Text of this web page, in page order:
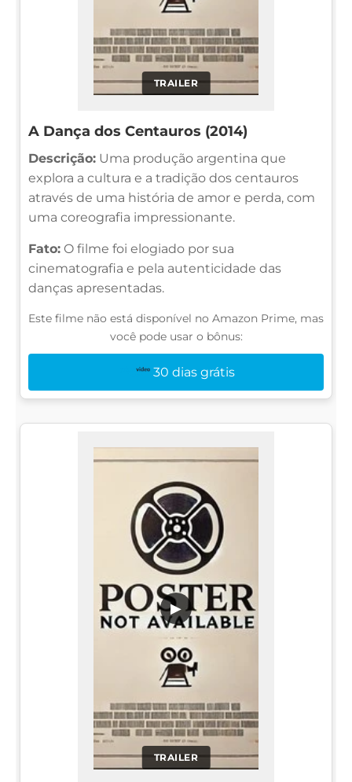
TRAILER
A Dança dos Centauros (2014)
Descrição: Uma produção argentina que
explora a cultura e a tradição dos centauros
através de uma história de amor e perda, com
uma coreografia impressionante.
Fato: O filme foi elogiado por sua
cinematografia e pela autenticidade das
danças apresentadas.
Este filme não está disponível no Amazon Prime, mas
você pode usar o bônus:
30 dias grátis
TRAILER
▶